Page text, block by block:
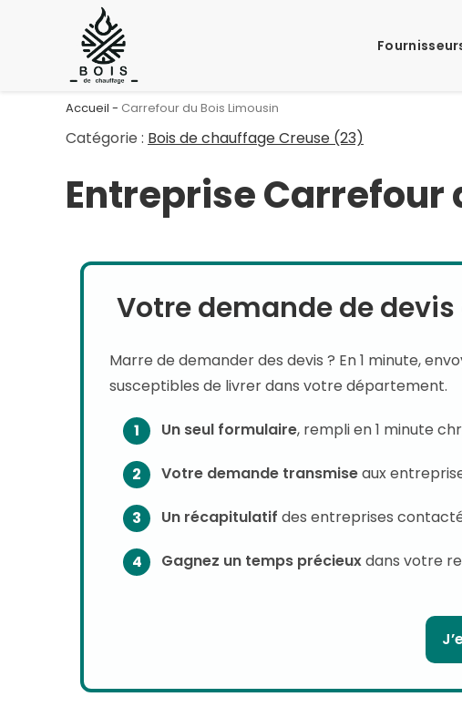
Accueil - Carrefour du Bois Limousin
Catégorie : Bois de chauffage Creuse (23)
Entreprise Carrefour
Votre demande de
Marre de demander des devis ? En 1 minute,
susceptibles de livrer dans votre département.
Un seul formulaire, rempli en 1 minute
Votre demande transmiseaux
Un récapitulatif des entreprises
Gagnez un temps précieuxdans votre